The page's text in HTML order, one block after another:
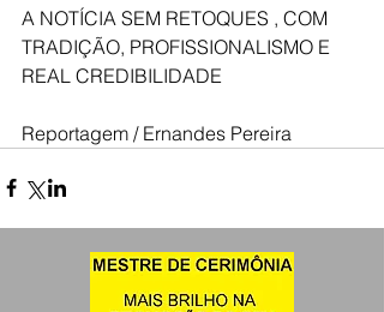
A NOTÍCIA SEM RETOQUES , COM
TRADIÇÃO, PROFISSIONALISMO E
REAL CREDIBILIDADE
Reportagem / Ernandes Pereira